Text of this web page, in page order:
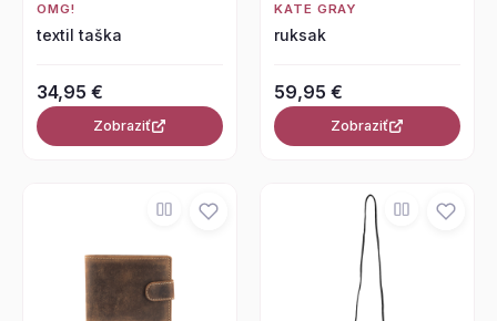
OMG!
textil taška
34,95 €
Zobraziť
KATE GRAY
ruksak
59,95 €
Zobraziť